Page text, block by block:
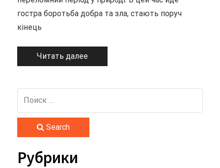
гостра боротьба добра та зла, стають поруч
кінець
Читать далее
Search
Рубрики